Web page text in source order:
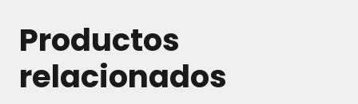
Productos
relacionados